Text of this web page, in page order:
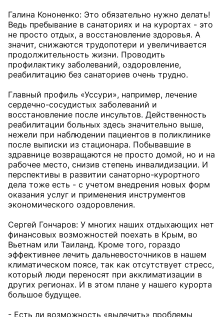
Галина Кононенко: Это обязательно нужно делать!
Ведь пребывание в санаториях и на курортах - это
не просто отдых, а восстановление здоровья. А
значит, снижаются трудопотери и увеличивается
продолжительность жизни. Проводить
профилактику заболеваний, оздоровление,
реабилитацию без санаториев очень трудно.
Главный профиль «Уссури», например, лечение
сердечно-сосудистых заболеваний и
восстановление после инсультов. Действенность
реабилитации больных здесь значительно выше,
нежели при наблюдении пациентов в поликлинике
после выписки из стационара. Побывавшие в
здравнице возвращаются не просто домой, но и на
рабочее место, снизив степень инвалидизации. И
перспективы в развитии санаторно-курортного
дела тоже есть - с учетом внедрения новых форм
оказания услуг и применения инструментов
экономического оздоровления.
Сергей Гончаров: У многих наших отдыхающих нет
финансовых возможностей поехать в Крым, во
Вьетнам или Таиланд. Кроме того, гораздо
эффективнее лечить дальневосточников в нашем
климатическом поясе, так как отсутствует стресс,
который люди переносят при акклиматизации в
других регионах. И в этом плане у нашего курорта
большое будущее.
- Есть ли возможность «вылечить» проблемы